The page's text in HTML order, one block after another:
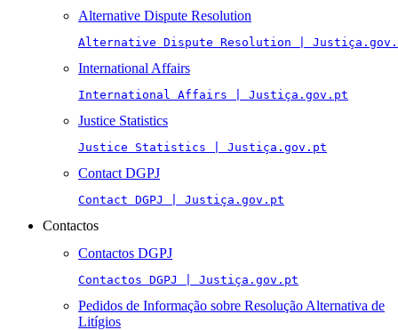
Alternative Dispute Resolution
Alternative Dispute Resolution |
International Affairs
International Affairs | Justiça.gov.pt
Justice Statistics
Justice Statistics | Justiça.gov.pt
Contact DGPJ
Contact DGPJ | Justiça.gov.pt
Contactos
Contactos DGPJ
Contactos DGPJ | Justiça.gov.pt
Pedidos de Informação sobre Resolução Alternativa de
Litígios